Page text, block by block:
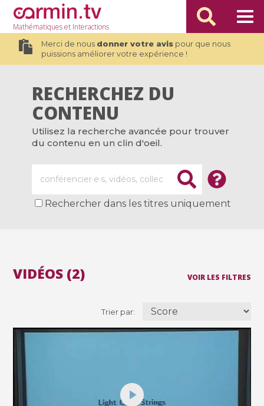
Mathématiqueset Interactions
Merci de nous donner votre avispour que nous
puissions améliorer votre expérience !
RECHERCHEZ DU
CONTENU
Utilisez la recherche avancée pour trouver
du contenu en un clin d'oeil.
Rechercher dans les titres uniquement
VOIR LES FILTRES
Trier par:
VIDÉOS (2)